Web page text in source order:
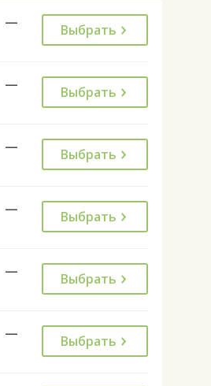
— Выбрать
— Выбрать
— Выбрать
— Выбрать
— Выбрать
— Выбрать